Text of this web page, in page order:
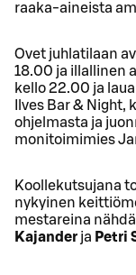
raaka‑aineista
Ovet juhlatilaan
18.00 ja illallinen
kello 22.00 ja
Ilves Bar &
ohjelmasta ja
monitoimimies
Koollekutsujana
nykyinen
mestareina
Kajander ja Petri